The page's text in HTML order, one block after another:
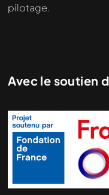
pilotage.
Avec le soutien